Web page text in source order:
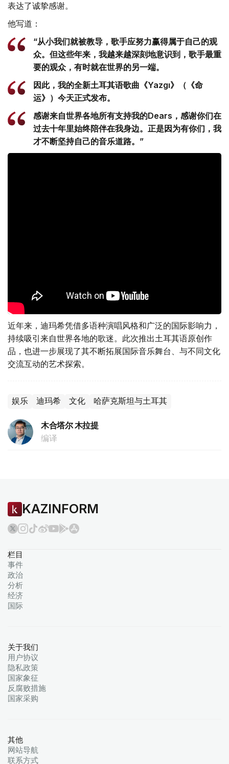
表达了诚挚感谢。
他写道：
“从小我们就被教导，歌手应努力赢得属于自己的观
众。但这些年来，我越来越深刻地意识到，歌手最重
要的观众，有时就在世界的另一端。
因此，我的全新土耳其语歌曲《Yazgı》（《命
运》）今天正式发布。
感谢来自世界各地所有支持我的Dears，感谢你们在
过去十年里始终陪伴在我身边。正是因为有你们，我
才不断坚持自己的音乐道路。”
近年来，迪玛希凭借多语种演唱风格和广泛的国际影响力，
持续吸引来自世界各地的歌迷。此次推出土耳其语原创作
品，也进一步展现了其不断拓展国际音乐舞台、与不同文化
交流互动的艺术探索。
娱乐 迪玛希 文化 哈萨克斯坦与土耳其
木合塔尔 木拉提
编译
KAZINFORM
栏目
事件
政治
分析
经济
国际
关于我们
用户协议
隐私政策
国家象征
反腐败措施
国家采购
其他
网站导航
联系方式